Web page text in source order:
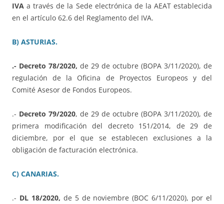
IVA a través de la Sede electrónica de la AEAT establecida
en el artículo 62.6 del Reglamento del IVA.
B) ASTURIAS.
.- Decreto 78/2020, de 29 de octubre (BOPA 3/11/2020), de
regulación de la Oficina de Proyectos Europeos y del
Comité Asesor de Fondos Europeos.
.- Decreto 79/2020, de 29 de octubre (BOPA 3/11/2020), de
primera modificación del decreto 151/2014, de 29 de
diciembre, por el que se establecen exclusiones a la
obligación de facturación electrónica.
C) CANARIAS.
.- DL 18/2020, de 5 de noviembre (BOC 6/11/2020), por el